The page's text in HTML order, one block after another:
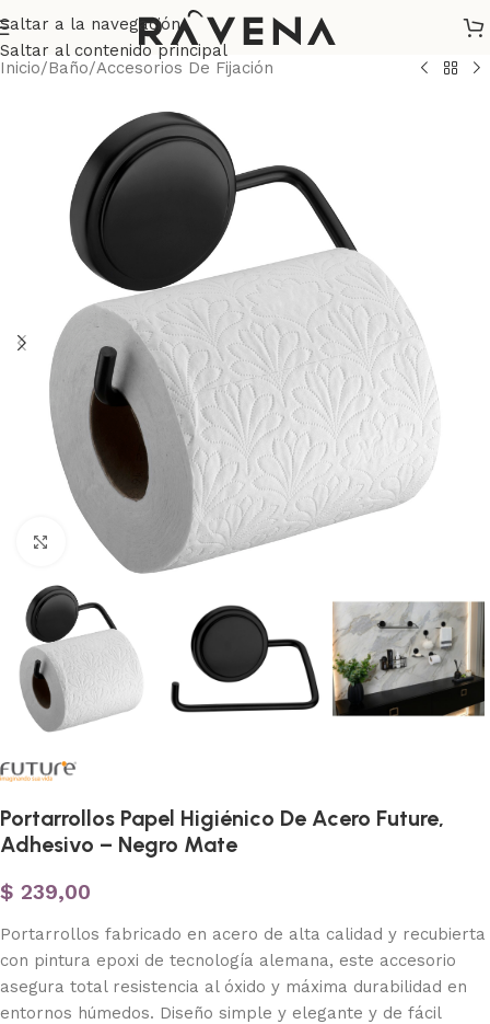
Saltar a la navegación
Saltar al contenido principal
Inicio/Baño/Accesorios De Fijación
Haga clic para ampliar
Portarrollos Papel Higiénico De Acero Future,
Adhesivo – Negro Mate
$ 239,00
Portarrollos fabricado en acero de alta calidad y recubierta
con pintura epoxi de tecnología alemana, este accesorio
asegura total resistencia al óxido y máxima durabilidad en
entornos húmedos. Diseño simple y elegante y de fácil